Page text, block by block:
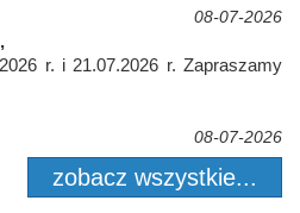
08-07-2026
r. i 21.07.2026 r. Zapraszamy
08-07-2026
zobacz wszystkie...